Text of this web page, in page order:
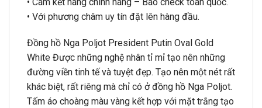
• Với phương châm uy tín đặt lên hàng đầu.
Đồng hồ Nga Poljot President Putin Oval Gold
White Được những nghệ nhân tỉ mỉ tạo nên những
đường viền tinh tế và tuyệt đẹp. Tạo nên một nét rất
khác biệt, rất riêng mà chỉ có ở đồng hồ Nga Poljot.
Tấm áo choàng màu vàng kết hợp với mặt trắng tạo